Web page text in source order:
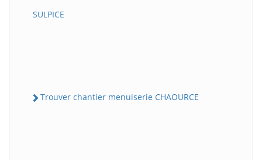
SULPICE
Trouver chantier menuiserie CHAOURCE